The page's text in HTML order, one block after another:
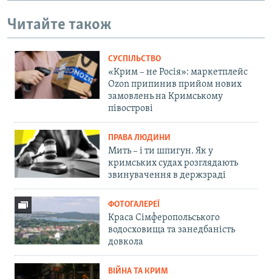
Читайте також
СУСПІЛЬСТВО
«Крим – не Росія»: маркетплейс
Ozon припинив прийом нових
замовлень на Кримському
півострові
ПРАВА ЛЮДИНИ
Мить – і ти шпигун. Як у
кримських судах розглядають
звинувачення в держзраді
ФОТОГАЛЕРЕЇ
Краса Сімферопольського
водосховища та занедбаність
довкола
ВІЙНА ТА КРИМ